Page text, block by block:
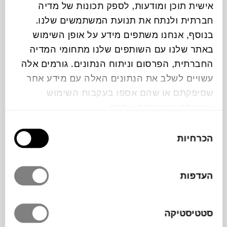
אישית תוכן ומודעות, לספק תכונות של מדיה
חברתית ולנתח את תנועת המשתמשים שלנו.
בנוסף, אנחנו משתפים מידע על אופן השימוש
באתר שלנו עם השותפים שלנו מתחומי המדיה
החברתית, הפרסום וניתוח הנתונים. גורמים אלה
עשויים לשלב את הנתונים האלה עם מידע אחר
שסיפקתם או שהם אספו בעקבות השימוש
הסכמה
הכרחיות
העדפות
סטטיסטיקה
צבעים
המוביל מאיטליה עם ניסיון של למעלה מ-50
שנים בתחום. את הכסא יצר המעצב הבריטי
ורסטילי בעיצוב מודרני, נקי, ומביא לחיים את
מאלומיניום יצוק אשר נותן לו מראה אלגנטי
נינוח. מתאים לשימוש בבית או בחצר ואינו